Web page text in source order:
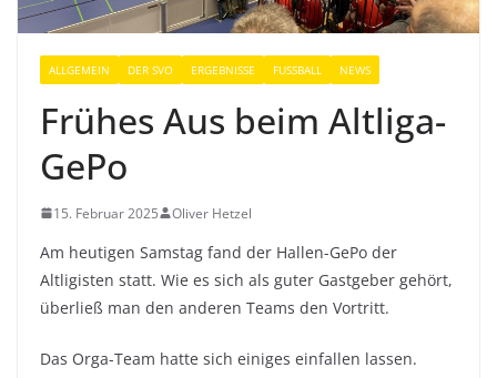
ALLGEMEIN DER SVO ERGEBNISSE FUSSBALL NEWS
Frühes Aus beim Altliga-
GePo
15. Februar 2025 Oliver Hetzel
Am heutigen Samstag fand der Hallen-GePo der
Altligisten statt. Wie es sich als guter Gastgeber gehört,
überließ man den anderen Teams den Vortritt.
Das Orga-Team hatte sich einiges einfallen lassen.